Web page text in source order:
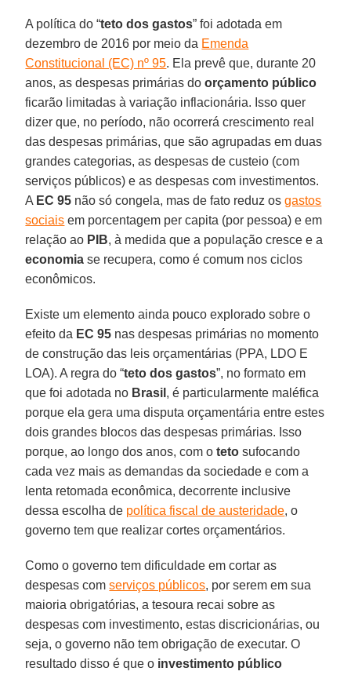
A política do “teto dos gastos” foi adotada em
dezembro de 2016 por meio da Emenda
Constitucional (EC) nº 95. Ela prevê que, durante 20
anos, as despesas primárias doorçamento público
ficarão limitadas à variação inflacionária. Isso quer
dizer que, no período, não ocorrerá crescimento real
das despesas primárias, que são agrupadas em duas
grandes categorias, as despesas de custeio (com
serviços públicos) e as despesas com investimentos.
A EC 95 não só congela, mas de fato reduz osgastos
sociais em porcentagem per capita (por pessoa) e em
relação ao PIB, à medida que a população cresce e a
economia se recupera, como é comum nos ciclos
econômicos.
Existe um elemento ainda pouco explorado sobre o
efeito da EC 95 nas despesas primárias no momento
de construção das leis orçamentárias (PPA, LDO E
LOA). A regra do “teto dos gastos”, no formato em
que foi adotada no Brasil , é particularmente maléfica
porque ela gera uma disputa orçamentária entre estes
dois grandes blocos das despesas primárias. Isso
porque, ao longo dos anos, com oteto sufocando
cada vez mais as demandas da sociedade e com a
lenta retomada econômica, decorrente inclusive
dessa escolha de política fiscal de austeridade, o
governo tem que realizar cortes orçamentários.
Como o governo tem dificuldade em cortar as
despesas comserviços públicos, por serem em sua
maioria obrigatórias, a tesoura recai sobre as
despesas com investimento, estas discricionárias, ou
seja, o governo não tem obrigação de executar. O
resultado disso é que o investimento público